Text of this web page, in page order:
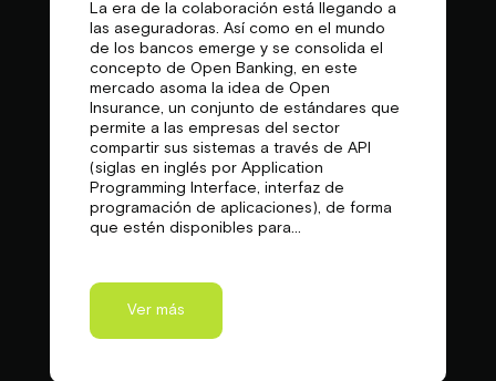
La era de la colaboración está llegando a
las aseguradoras. Así como en el mundo
de los bancos emerge y se consolida el
concepto de Open Banking, en este
mercado asoma la idea de Open
Insurance, un conjunto de estándares que
permite a las empresas del sector
compartir sus sistemas a través de API
(siglas en inglés por Application
Programming Interface, interfaz de
programación de aplicaciones), de forma
que estén disponibles para...
Ver más